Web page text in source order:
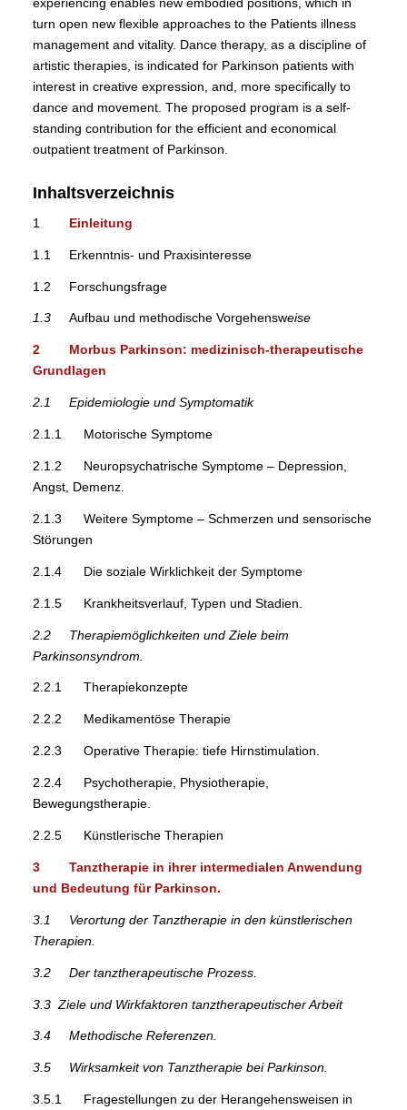
turn open new flexible approaches to the Patients illness
management and vitality. Dance therapy, as a discipline of
artistic therapies, is indicated for Parkinson patients with
interest in creative expression, and, more specifically to
dance and movement. The proposed program is a self-
standing contribution for the efficient and economical
outpatient treatment of Parkinson.
Inhaltsverzeichnis
1 Einleitung
1.1 Erkenntnis- und Praxisinteresse
1.2 Forschungsfrage
1.3 Aufbau und methodische Vorgehensweise
2 Morbus Parkinson: medizinisch-therapeutische
Grundlagen
2.1 Epidemiologie und Symptomatik
2.1.1 Motorische Symptome
2.1.2 Neuropsychatrische Symptome – Depression,
Angst, Demenz.
2.1.3 Weitere Symptome – Schmerzen und sensorische
Störungen
2.1.4 Die soziale Wirklichkeit der Symptome
2.1.5 Krankheitsverlauf, Typen und Stadien.
2.2 Therapiemöglichkeiten und Ziele beim
Parkinsonsyndrom.
2.2.1 Therapiekonzepte
2.2.2 Medikamentöse Therapie
2.2.3 Operative Therapie: tiefe Hirnstimulation.
2.2.4 Psychotherapie, Physiotherapie,
Bewegungstherapie.
2.2.5 Künstlerische Therapien
3 Tanztherapie in ihrer intermedialen Anwendung
und Bedeutung für Parkinson.
3.1 Verortung der Tanztherapie in den künstlerischen
Therapien.
3.2 Der tanztherapeutische Prozess.
3.3 Ziele und Wirkfaktoren tanztherapeutischer Arbeit
3.4 Methodische Referenzen.
3.5 Wirksamkeit von Tanztherapie bei Parkinson.
3.5.1 Fragestellungen zu der Herangehensweisen in